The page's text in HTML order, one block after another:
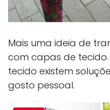
Mais uma ideia de
com capas de
tecido existem
gosto pessoal.